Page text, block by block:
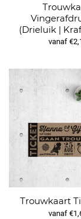
(Drieluik |
vanaf
Trouwkaart
vanaf